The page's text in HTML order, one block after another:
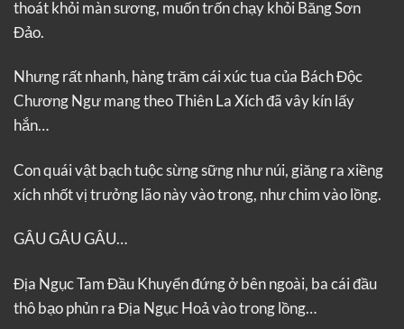
thoát khỏi màn sương, muốn trốn chạy khỏi Băng Sơn
Đảo.
Nhưng rất nhanh, hàng trăm cái xúc tua của Bách Độc
Chương Ngư mang theo Thiên La Xích đã vây kín lấy
hắn…
Con quái vật bạch tuộc sừng sững như núi, giăng ra xiềng
xích nhốt vị trưởng lão này vào trong, như chim vào lồng.
GÂU GÂU GÂU…
Địa Ngục Tam Đầu Khuyển đứng ở bên ngoài, ba cái đầu
thô bạo phủn ra Địa Ngục Hoả vào trong lồng…